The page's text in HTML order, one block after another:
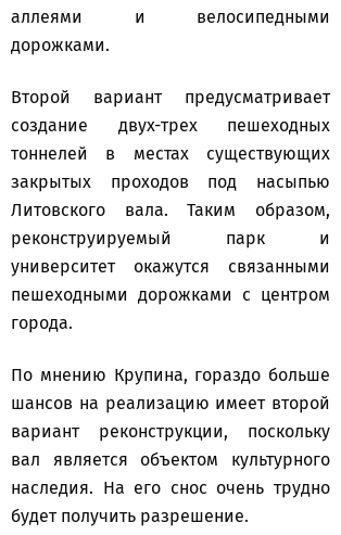
аллеями и велосипедными
дорожками.
Второй вариант предусматривает
создание двух-трех пешеходных
тоннелей в местах существующих
закрытых проходов под насыпью
Литовского вала. Таким образом,
реконструируемый парк и
университет окажутся связанными
пешеходными дорожками с центром
города.
По мнению Крупина, гораздо больше
шансов на реализацию имеет второй
вариант реконструкции, поскольку
вал является объектом культурного
наследия. На его снос очень трудно
будет получить разрешение.